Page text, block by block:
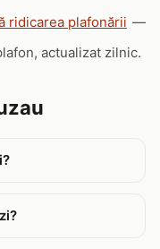
ridicarea plafonării —
actualizat zilnic.